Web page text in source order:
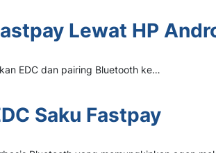
Lewat HP
EDC dan pairing Bluetooth ke…
Saku Fastpay